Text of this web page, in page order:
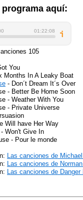
aquí:
105
You
Months In A Leaky Boat
- Don´t Dream It´s Over
- Better Be Home Soon
- Weather With You
- Private Universe
Will have Her Way
Won't Give In
- Pour le monde
Las canciones de
Las canciones de
Las canciones de Danger